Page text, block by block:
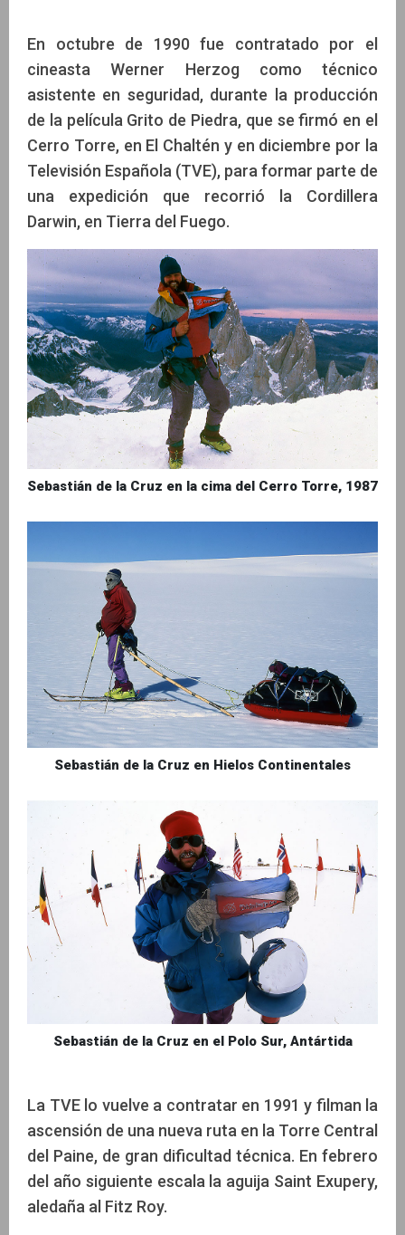
En octubre de 1990 fue contratado por el
cineasta Werner Herzog como técnico
asistente en seguridad, durante la producción
de la película Grito de Piedra, que se firmó en el
Cerro Torre, en El Chaltén y en diciembre por la
Televisión Española (TVE), para formar parte de
una expedición que recorrió la Cordillera
Darwin, en Tierra del Fuego.
Sebastián de la Cruz en la cima del Cerro Torre, 1987
Sebastián de la Cruz en Hielos Continentales
Sebastián de la Cruz en el Polo Sur, Antártida
La TVE lo vuelve a contratar en 1991 y filman la
ascensión de una nueva ruta en la Torre Central
del Paine, de gran dificultad técnica. En febrero
del año siguiente escala la aguija Saint Exupery,
aledaña al Fitz Roy.